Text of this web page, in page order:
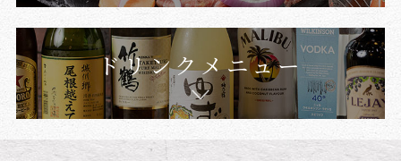
ドリンクメニュー